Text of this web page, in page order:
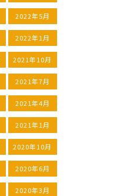
2022年5月
2022年1月
2021年10月
2021年7月
2021年4月
2021年1月
2020年10月
2020年6月
2020年3月